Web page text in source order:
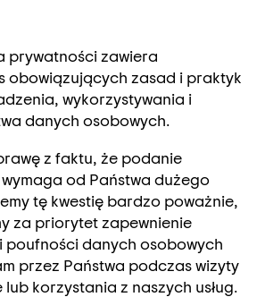
prywatności zawiera
obowiązujących zasad i praktyk
wykorzystywania i
danych osobowych.
z faktu, że podanie
od Państwa dużego
tę kwestię bardzo poważnie,
za priorytet zapewnienie
poufności danych osobowych
przez Państwa podczas wizyty
korzystania z naszych usług.